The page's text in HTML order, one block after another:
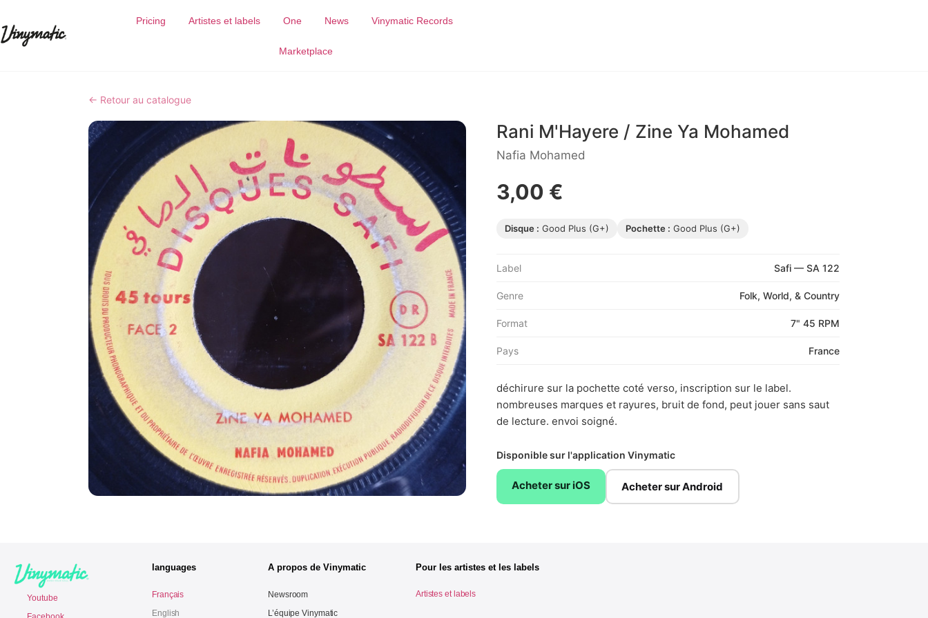
Pricing Artistes et labels One News Vinymatic Records
Marketplace
← Retour au catalogue
Rani M'Hayere / Zine Ya Mohamed
Nafia Mohamed
3,00 €
Disque : Good Plus (G+) Pochette : Good Plus (G+)
Label Safi — SA 122
Genre Folk, World, & Country
Format 7" 45 RPM
Pays France
déchirure sur la pochette coté verso, inscription sur le label.
nombreuses marques et rayures, bruit de fond, peut jouer sans saut
de lecture. envoi soigné.
Disponible sur l'application Vinymatic
Acheter sur iOS Acheter sur Android
Youtube
languages
Français
English
A propos de Vinymatic
Newsroom
L’équipe Vinymatic
Pour les artistes et les labels
Artistes et labels